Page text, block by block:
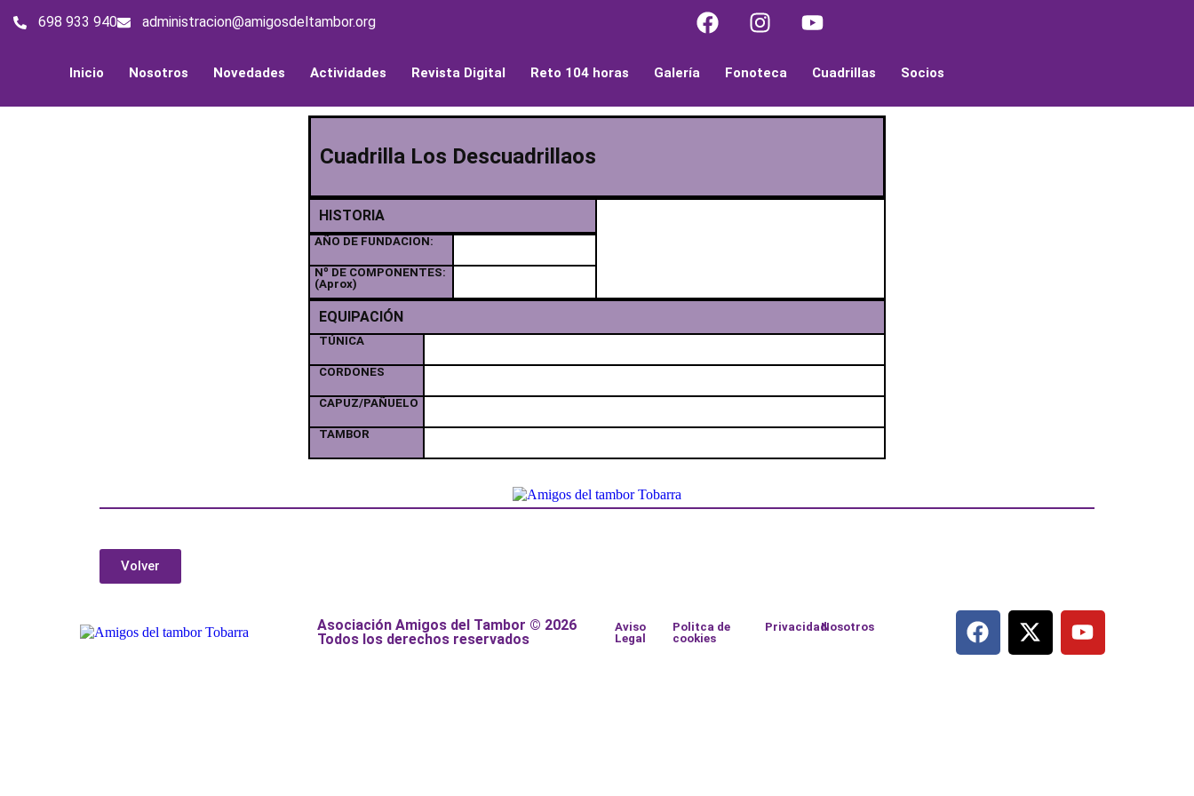
698 933 940 administracion@amigosdeltambor.org
Inicio Nosotros Novedades Actividades Revista Digital Reto 104 horas Galería Fonoteca Cuadrillas Socios
Cuadrilla Los Descuadrillaos
HISTORIA
AÑO DE FUNDACION:
Nº DE COMPONENTES:
(Aprox)
EQUIPACIÓN
TÚNICA
CORDONES
CAPUZ/PAÑUELO
TAMBOR
Volver
Asociación Amigos del Tambor © 2026
Todos los derechos reservados
Aviso
Legal
Politca de
cookies
PrivacidadNosotros